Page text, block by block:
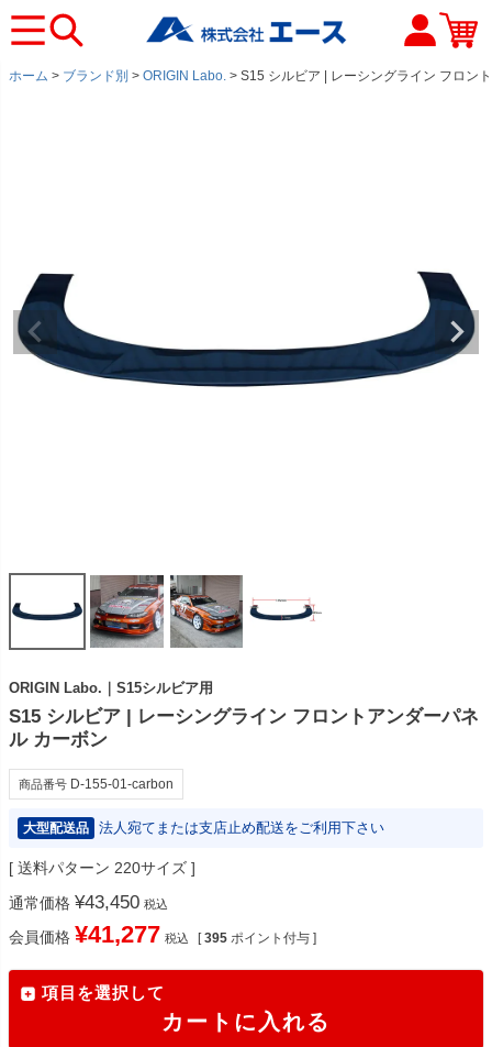
ホーム ブランド別 ORIGIN Labo. S15 シルビア | レーシングライン フロン
ORIGIN Labo.｜S15シルビア用
S15 シルビア | レーシングライン フロントアンダーパネ
ル カーボン
商品番号 D-155-01-carbon
大型配送品 法人宛てまたは支店止め配送をご利用下さい
送料パターン 220サイズ
通常価格 ¥43,450 税込
会員価格 ¥41,277 税込 [ 395 ポイント付与 ]
項目を選択して
カートに入れる